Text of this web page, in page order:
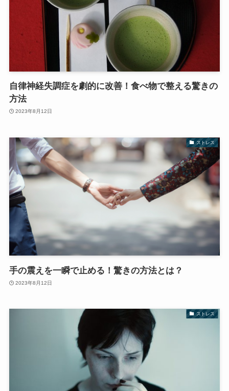
自律神経失調症を劇的に改善！食べ物で整える驚きの
方法
2023年8月12日
ストレス
手の震えを一瞬で止める！驚きの方法とは？
2023年8月12日
ストレス